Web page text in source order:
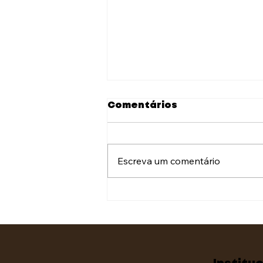
precisa saber
Comentários
Escreva um comentário